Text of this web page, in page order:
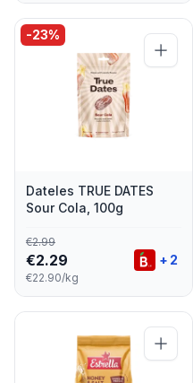
-23%
Dateles TRUE DATES
Sour Cola, 100g
€2.99
€2.29
€22.90/kg
+ 2